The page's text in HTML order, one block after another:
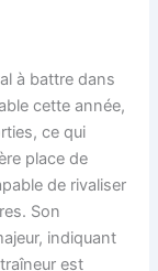
à battre dans
cette année,
ce qui
place de
de rivaliser
Son
indiquant
est